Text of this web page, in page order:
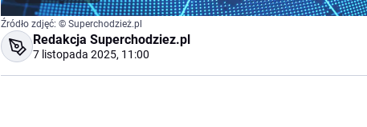
Źródło zdjęć: © Superchodzież.pl
Redakcja Superchodziez.pl
7 listopada 2025, 11:00